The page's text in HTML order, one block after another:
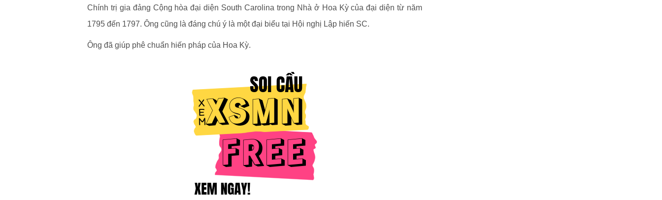
Chính trị gia đảng Cộng hòa đại diện South Carolina trong Nhà ở Hoa Kỳ của đại diện từ năm
1795 đến 1797. Ông cũng là đáng chú ý là một đại biểu tại Hội nghị Lập hiến SC.
Ông đã giúp phê chuẩn hiến pháp của Hoa Kỳ.